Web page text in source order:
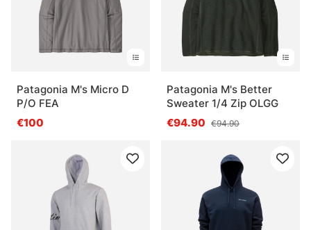
Patagonia M's Micro D
P/O FEA
€100
Patagonia M's Better
Sweater 1/4 Zip OLGG
€94.90 €94.90